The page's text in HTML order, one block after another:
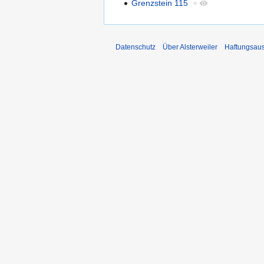
Grenzstein 115 +
Datenschutz Über Alsterweiler